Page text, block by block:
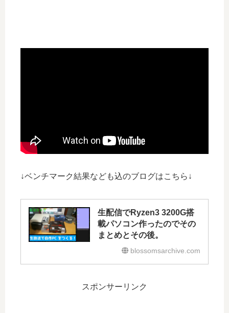
↓ベンチマーク結果なども込のブログはこちら↓
生配信でRyzen3 3200G搭
載パソコン作ったのでその
まとめとその後。
blossomsarchive.com
スポンサーリンク